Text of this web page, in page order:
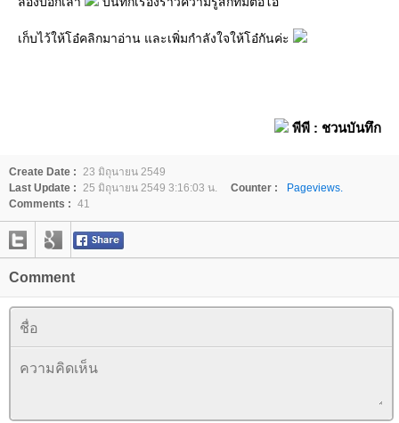
เก็บไว้ให้โอ๋คลิกมาอ่าน และเพิ่มกำลังใจให้โอ๋กันค่ะ
พีพี : ชวนบันทึก
Create Date : 23 มิถุนายน 2549
Last Update : 25 มิถุนายน 2549 3:16:03 น. Counter :
Pageviews.
Comments : 41
Comment